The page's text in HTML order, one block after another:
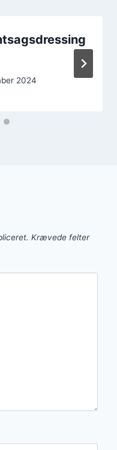
2024
Krævede felter